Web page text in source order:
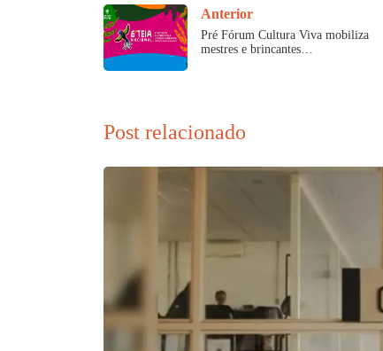
Anterior
Pré Fórum Cultura Viva mobiliza
mestres e brincantes…
Post relacionado